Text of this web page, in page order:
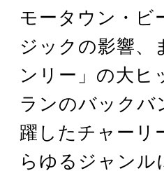
モータウン・ビ
ジックの影響、
ンリー」の大ヒ
ランのバックバ
躍したチャーリ
らゆるジャンル